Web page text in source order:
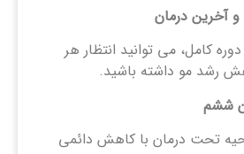
کامل، می توانید انتظار هر
ششم
تحت درمان با کاهش دائمی